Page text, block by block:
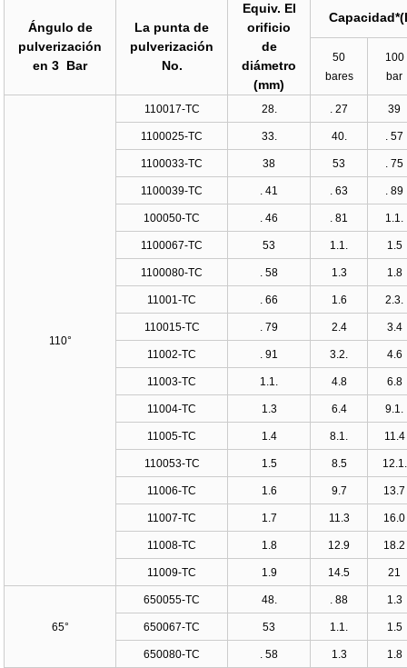
Ángulo de
pulverización
en 3 Bar
La punta de
pulverización
No.
Equiv. El
orificio
de
diámetro
(mm)
50
bares
100
bar
110°
110017-TC 28. . 27 39
1100025-TC 33. 40. . 57
1100033-TC 38 53 . 75
1100039-TC . 41 . 63 . 89
100050-TC . 46 . 81 1.1.
1100067-TC 53 1.1. 1.5
1100080-TC . 58 1.3 1.8
11001-TC . 66 1.6 2.3.
110015-TC . 79 2.4 3.4
11002-TC . 91 3.2. 4.6
11003-TC 1.1. 4.8 6.8
11004-TC 1.3 6.4 9.1.
11005-TC 1.4 8.1. 11.4
110053-TC 1.5 8.5 12.1.
11006-TC 1.6 9.7 13.7
11007-TC 1.7 11.3 16.0
11008-TC 1.8 12.9 18.2
11009-TC 1.9 14.5 21
65°
650055-TC 48. . 88 1.3
650067-TC 53 1.1. 1.5
650080-TC . 58 1.3 1.8